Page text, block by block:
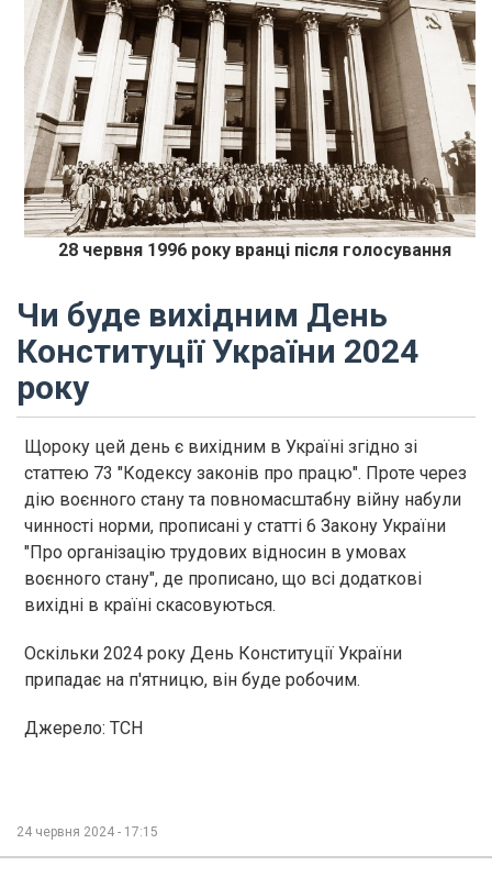
28 червня 1996 року вранці після голосування
Чи буде вихідним День
Конституції України 2024
року
Щороку цей день є вихідним в Україні згідно зі
статтею 73 "Кодексу законів про працю". Проте через
дію воєнного стану та повномасштабну війну набули
чинності норми, прописані у статті 6 Закону України
"Про організацію трудових відносин в умовах
воєнного стану", де прописано, що всі додаткові
вихідні в країні скасовуються.
Оскільки 2024 року День Конституції України
припадає на п'ятницю, він буде робочим.
Джерело: ТСН
24 червня 2024 - 17:15